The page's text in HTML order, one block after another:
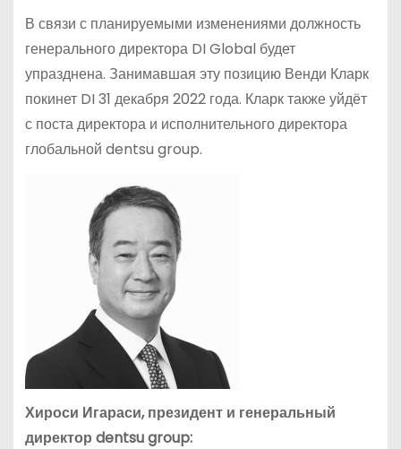
В связи с планируемыми изменениями должность
генерального директора DI Global будет
упразднена. Занимавшая эту позицию Венди Кларк
покинет DI 31 декабря 2022 года. Кларк также уйдёт
с поста директора и исполнительного директора
глобальной dentsu group.
Хироси Игараси, президент и генеральный
директор dentsu group: